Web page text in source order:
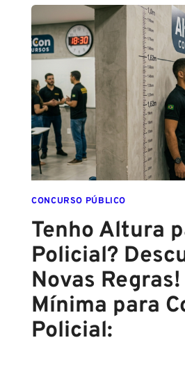
PMPE
2026:
ATÉ
FINAL
DESTE
ANO!
CONCURSO PÚBLICO
Tenho Altura
Policial?
Novas
Mínima para
Policial: